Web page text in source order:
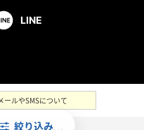
絞り込み
LINE
ールやSMSについて